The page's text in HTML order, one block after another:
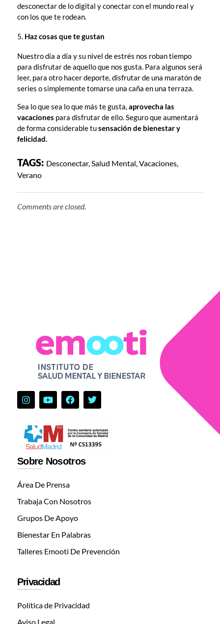
desconectar de lo digital y conectar con el mundo real y
con los que te rodean.
Haz cosas que te gustan
Nuestro día a día y su nivel de estrés nos roban tiempo
para disfrutar de aquello que nos gusta. Para algunos será
leer, para otro hacer deporte, disfrutar de una maratón de
series o simplemente tomarse una caña en una terraza.
Sea lo que sea lo que más te gusta,aprovecha las
vacaciones para disfrutar de ello. Seguro que aumentará
de forma considerable tusensación de bienestar y
felicidad.
TAGS: Desconectar,Salud Mental,Vacaciones,
Verano
Comments are closed.
Sobre Nosotros
Área De Prensa
Trabaja Con Nosotros
Grupos De Apoyo
Bienestar En Palabras
Talleres Emooti De Prevención
Privacidad
Política de Privacidad
Aviso Legal